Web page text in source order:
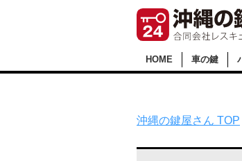
HOME 車の鍵
沖縄の鍵屋さん TOP